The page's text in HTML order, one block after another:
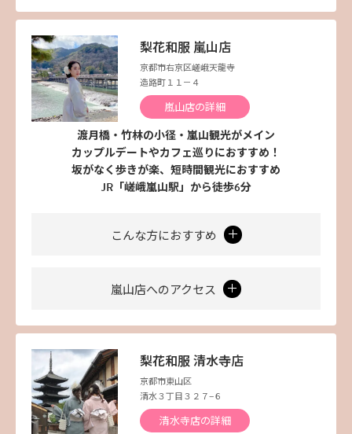
梨花和服 嵐山店
京都市右京区嵯峨天龍寺
造路町１１－４
嵐山店の詳細
渡月橋・竹林の小径・嵐山観光がメイン
カップルデートやカフェ巡りにおすすめ！
坂がなく歩きが楽、短時間観光におすすめ
JR「嵯峨嵐山駅」から徒歩6分
こんな方におすすめ
嵐山店へのアクセス
梨花和服 清水寺店
京都市東山区
清水３丁目３２７−６
清水寺店の詳細